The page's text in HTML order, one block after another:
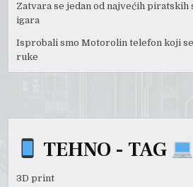
Zatvara se jedan od najvećih piratskih
igara
Isprobali smo Motorolin telefon koji
ruke
TEHNO - TAG
3D print